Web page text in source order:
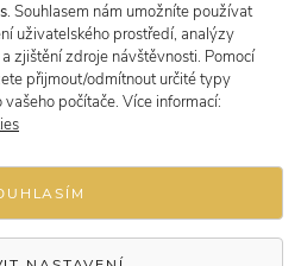
. Souhlasem nám umožníte používat
uživatelského prostředí, analýzy
zjištění zdroje návštěvnosti. Pomocí
přijmout/odmítnout určité typy
počítače. Více informací: